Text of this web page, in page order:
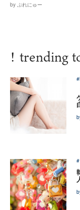
by ぷれにゅー
! trending